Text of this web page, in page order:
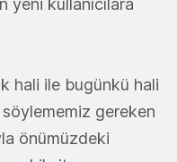
yeni kullanıcılara
hali ile bugünkü hali
gereken
önümüzdeki